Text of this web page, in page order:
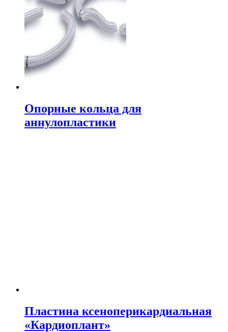
Опорные кольца для
аннулопластики
Пластина ксеноперикардиальная
«Кардиоплант»